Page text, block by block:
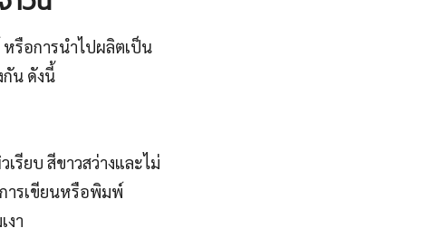
รือการนำไปผลิตเป็น
น ดังนี้
ยบ สีขาวสว่างและไม่
ารเขียนหรือพิมพ์
งา